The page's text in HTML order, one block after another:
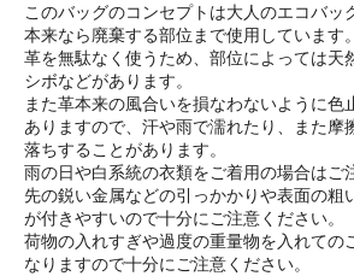
このバッグのコンセプトは大人のエコバッ
本来なら廃棄する部位まで使用しています。
革を無駄なく使うため、部位によっては天
シボなどがあります。
また革本来の風合いを損なわないように色
ありますので、汗や雨で濡れたり、また摩
落ちすることがあります。
雨の日や白系統の衣類をご着用の場合はご
先の鋭い金属などの引っかかりや表面の粗
が付きやすいので十分にご注意ください。
荷物の入れすぎや過度の重量物を入れての
なりますので十分にご注意ください。